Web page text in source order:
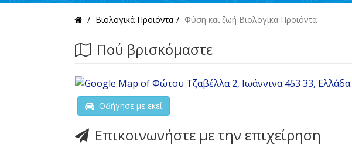
Βιολογικά Προϊόντα Φύση και ζωή Βιολογικά Προϊόντα
Πού βρισκόμαστε
Οδήγησε με εκεί
Επικοινωνήστε με την επιχείρηση